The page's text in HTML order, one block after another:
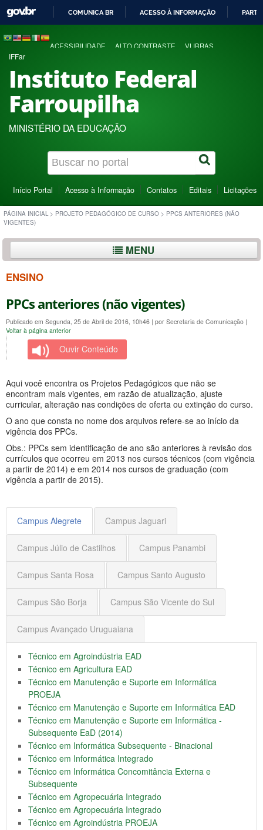
COMUNICA BR ACESSO À INFORMAÇÃO
ACESSIBILIDADE ALTO CONTRASTE VLIBRAS
IFFar
Instituto Federal
Farroupilha
MINISTÉRIO DA EDUCAÇÃO
Início Portal Acesso à Informação Contatos Editais Licitações
PÁGINA INICIAL > PROJETO PEDAGÓGICO DE CURSO > PPCS ANTERIORES (NÃO
VIGENTES)
MENU
ENSINO
PPCs anteriores (não vigentes)
Publicado em Segunda, 25 de Abril de 2016, 10h46 | por Secretaria de Comunicação |
Voltar à página anterior
Ouvir Conteúdo
Aqui você encontra os Projetos Pedagógicos que não se
encontram mais vigentes, em razão de atualização, ajuste
curricular, alteração nas condições de oferta ou extinção do curso.
O ano que consta no nome dos arquivos refere-se ao início da
vigência dos PPCs.
Obs.: PPCs sem identificação de ano são anteriores à revisão dos
currículos que ocorreu em 2013 nos cursos técnicos (com vigência
a partir de 2014) e em 2014 nos cursos de graduação (com
vigência a partir de 2015).
Campus Alegrete Campus Jaguari
Campus Júlio de Castilhos Campus Panambi
Campus Santa Rosa Campus Santo Augusto
Campus São Borja Campus São Vicente do Sul
Campus Avançado Uruguaiana
Técnico em Agroindústria EAD
Técnico em Agricultura EAD
Técnico em Manutenção e Suporte em Informática
PROEJA
Técnico em Manutenção e Suporte em Informática EAD
Técnico em Manutenção e Suporte em Informática -
Subsequente EaD (2014)
Técnico em Informática Subsequente - Binacional
Técnico em Informática Integrado
Técnico em Informática Concomitância Externa e
Subsequente
Técnico em Agropecuária Integrado
Técnico em Agropecuária Integrado
Técnico em Agroindústria PROEJA